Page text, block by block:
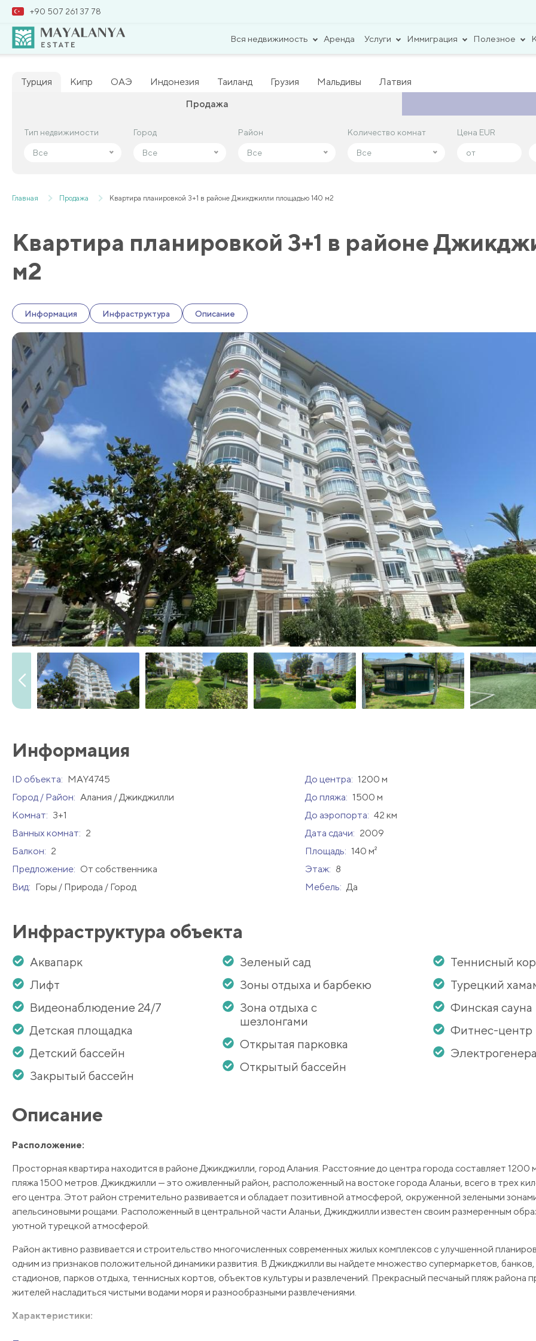
+90 507 261 37 78
Вся недвижимость Аренда Услуги Иммиграция Полезное
Турция Кипр ОАЭ Индонезия Таиланд Грузия Мальдивы
Латвия
Продажа
Тип недвижимости
Все
Город
Все
Район
Все
Количество комнат
Все
Цена EUR
Тип недвижимости
Все
Город
Все
Район
Все
Количество комнат
Все
Цена EUR
Главная Продажа Квартира планировкой 3+1 в районе Джикджилли площадью 140 м2
Квартира планировкой 3+1 в районе
м2
Информация Инфраструктура Описание
Информация
ID объекта: MAY4745 До центра: 1200 м
Город / Район: Алания / Джикджилли До пляжа: 1500 м
Комнат: 3+1 До аэропорта: 42 км
Ванных комнат: 2 Дата сдачи: 2009
Балкон: 2 Площадь: 140 м²
Предложение: От собственника Этаж: 8
Вид: Горы / Природа / Город Мебель: Да
Инфраструктура объекта
Аквапарк
Лифт
Видеонаблюдение 24/7
Детская площадка
Детский бассейн
Закрытый бассейн
Зеленый сад
Зоны отдыха и барбекю
Зона отдыха с
шезлонгами
Открытая парковка
Открытый бассейн
Теннисный
Турецкий
Финская сауна
Фитнес-центр
Описание
Расположение:
Просторная квартира находится в районе Джикджилли, город Алания. Расстояние до центра города составляет 1200
пляжа 1500 метров. Джикджилли — это оживленный район, расположенный на востоке города Аланьи, всего в трех
его центра. Этот район стремительно развивается и обладает позитивной атмосферой, окруженной зелеными
апельсиновыми рощами. Расположенный в центральной части Аланьи, Джикджилли известен своим размеренным
уютной турецкой атмосферой.
Район активно развивается и строительство многочисленных современных жилых комплексов с улучшенной
одним из признаков положительной динамики развития. В Джикджилли вы найдете множество супермаркетов,
стадионов, парков отдыха, теннисных кортов, объектов культуры и развлечений. Прекрасный песчаный пляж района
жителей насладиться чистыми водами моря и разнообразными развлечениями.
Характеристики: